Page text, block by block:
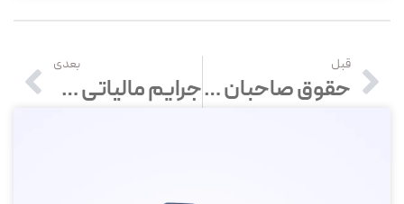
قبل
حقوق صاحبان سهام
بعدی
جرایم مالیاتی سامانه مودیان و پایانه‌های فروشگاهی